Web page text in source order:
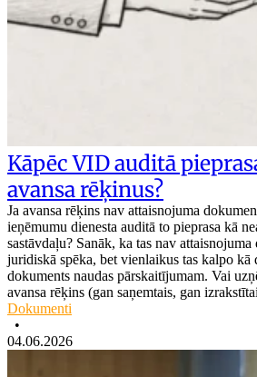
Kāpēc VID auditā
avansa rēķinus?
Ja avansa rēķins nav attaisnojuma
ieņēmumu dienesta auditā to pieprasa kā
sastāvdaļu? Sanāk, ka tas nav
juridiskā spēka, bet vienlaikus tas kalpo kā
dokuments naudas pārskaitījumam. Vai
avansa rēķins (gan saņemtais, gan
Dokumenti
•
04.06.2026